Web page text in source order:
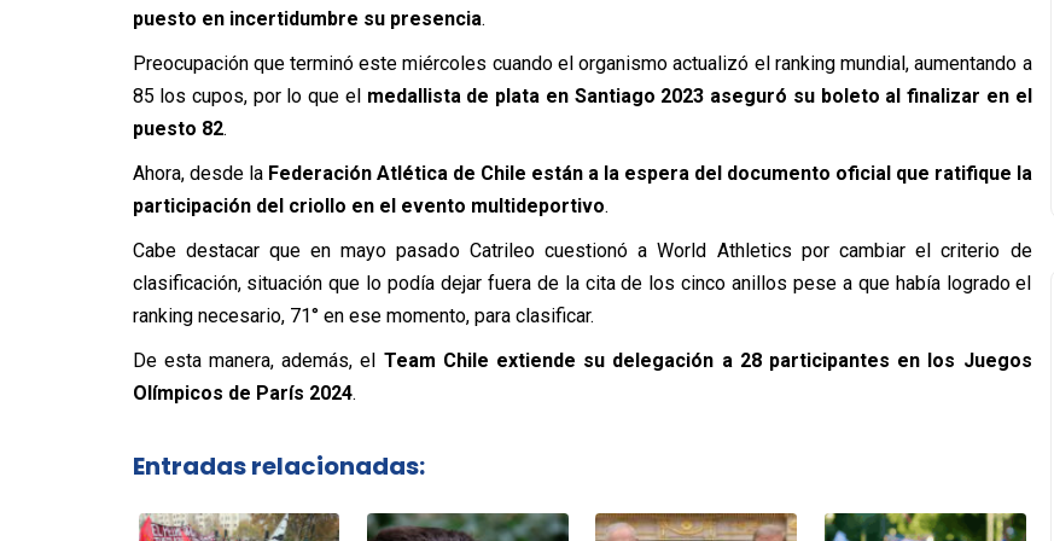
puesto en incertidumbre su presencia.
Preocupación que terminó este miércoles cuando el organismo actualizó el ranking mundial, aumentando a
85 los cupos, por lo que el medallista de plata en Santiago 2023 aseguró su boleto al finalizar en el
puesto 82.
Ahora, desde la Federación Atlética de Chile están a la espera del documento oficial que ratifique la
participación del criollo en el evento multideportivo.
Cabe destacar que en mayo pasado Catrileo cuestionó a World Athletics por cambiar el criterio de
clasificación, situación que lo podía dejar fuera de la cita de los cinco anillos pese a que había logrado el
ranking necesario, 71° en ese momento, para clasificar.
De esta manera, además, el Team Chile extiende su delegación a 28 participantes en los Juegos
Olímpicos de París 2024.
Entradas relacionadas: